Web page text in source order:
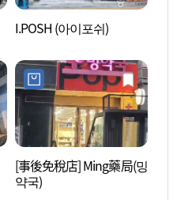
I.POSH (아이포쉬)
[事後免稅店] Ming藥局(밍
약국)